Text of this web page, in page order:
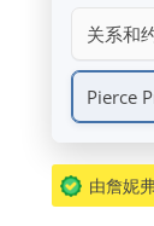
关系和
Pierce
由詹妮